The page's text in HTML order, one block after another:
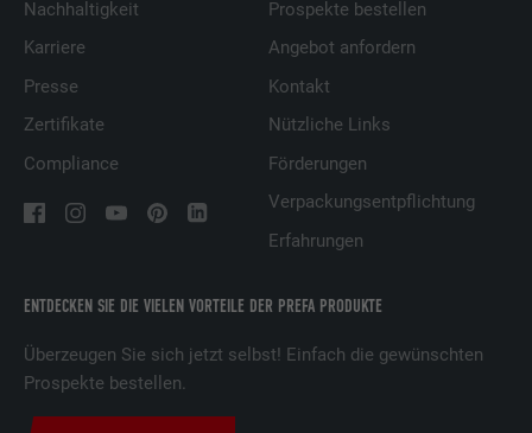
ENTDECKEN SIE DIE VIELEN VORTEILE DER PREFA PRODUKTE
Überzeugen Sie sich jetzt selbst! Einfach die gewünschten
Prospekte bestellen.
Nachhaltigkeit
Karriere
Presse
Zertifikate
Compliance
Prospekte bestellen
Angebot anfordern
Kontakt
Nützliche Links
Förderungen
Verpackungsentpflichtung
Erfahrungen